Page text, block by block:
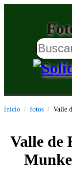
Inicio fotos Valle
Valle de